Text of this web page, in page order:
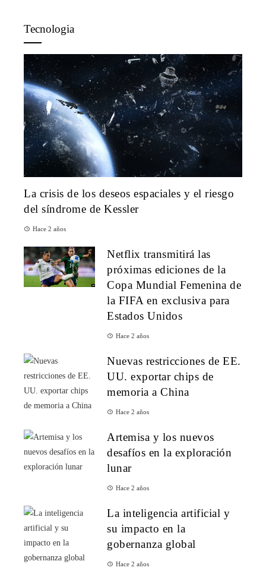
Tecnologia
La crisis de los deseos espaciales y el riesgo
del síndrome de Kessler
Hace 2 años
Netflix transmitirá las
próximas ediciones de la
Copa Mundial Femenina de
la FIFA en exclusiva para
Estados Unidos
Hace 2 años
Nuevas restricciones de EE.
UU. exportar chips de
memoria a China
Hace 2 años
Artemisa y los nuevos
desafíos en la exploración
lunar
Hace 2 años
La inteligencia artificial y
su impacto en la
gobernanza global
Hace 2 años